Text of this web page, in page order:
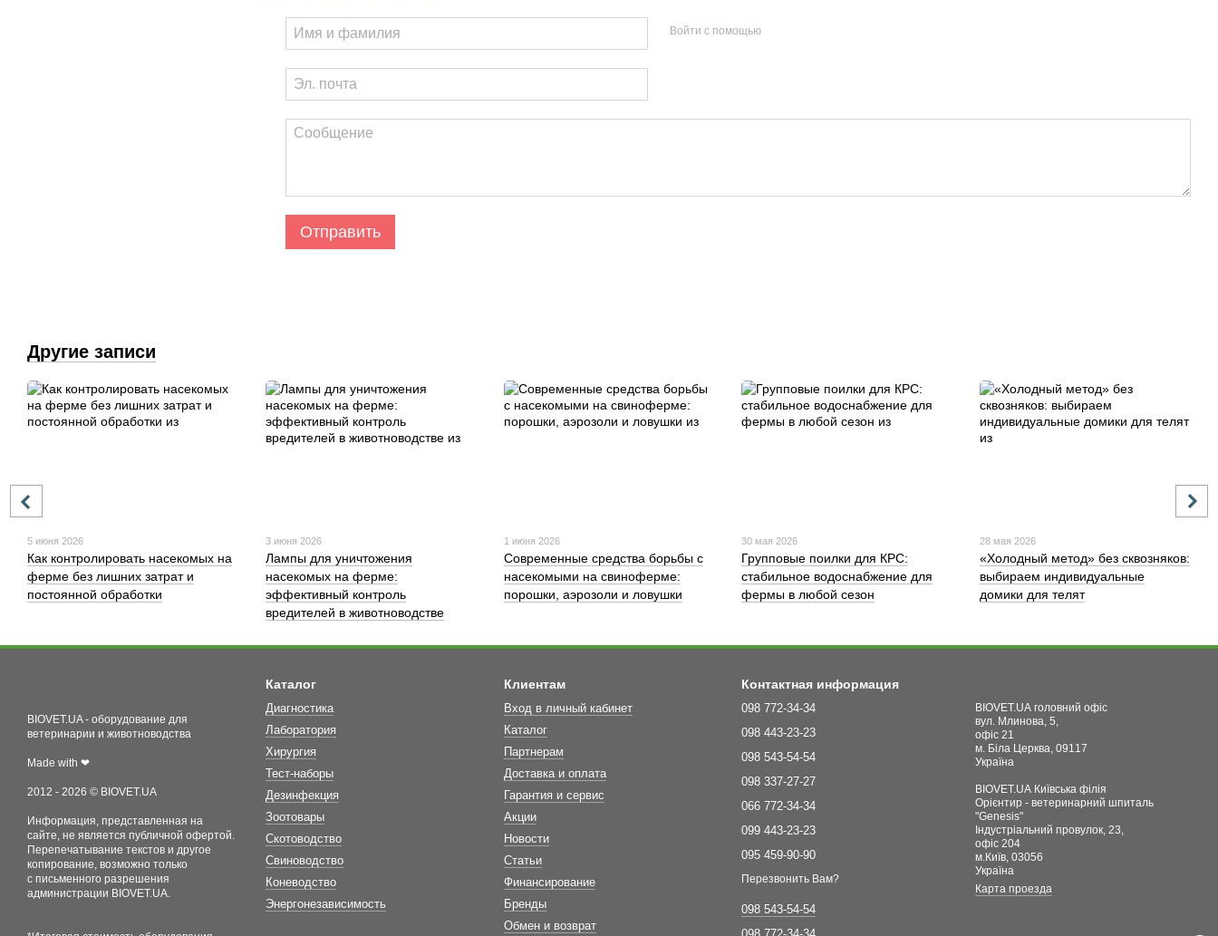
Войти с помощью
Отправить
Другие записи
5 июня 2026
Как контролировать насекомых на
ферме без лишних затрат и
постоянной обработки
3 июня 2026
Лампы для уничтожения
насекомых на ферме:
эффективный контроль
вредителей в животноводстве
1 июня 2026
Современные средства борьбы с
насекомыми на свиноферме:
порошки, аэрозоли и ловушки
30 мая 2026
Групповые поилки для КРС:
стабильное водоснабжение для
фермы в любой сезон
28 мая 2026
«Холодный метод» без сквозняков:
выбираем индивидуальные
домики для телят
BIOVET.UA - оборудование для
ветеринарии и животноводства
Made with ❤
2012 - 2026 © BIOVET.UA
Информация, представленная на
сайте, не является публичной офертой.
Перепечатывание текстов и другое
копирование, возможно только
с письменного разрешения
администрации BIOVET.UA.
Каталог
Диагностика
Лаборатория
Хирургия
Тест-наборы
Дезинфекция
Зоотовары
Скотоводство
Свиноводство
Коневодство
Энергонезависимость
Клиентам
Вход в личный кабинет
Каталог
Партнерам
Доставка и оплата
Гарантия и сервис
Акции
Новости
Статьи
Финансирование
Бренды
Обмен и возврат
Контактная информация
098 772-34-34
098 443-23-23
098 543-54-54
098 337-27-27
066 772-34-34
099 443-23-23
095 459-90-90
Перезвонить Вам?
098 543-54-54
BIOVET.UA головний офіс
вул. Млинова, 5,
офіс 21
м. Біла Церква, 09117
Україна
BIOVET.UA Київська філія
Орієнтир - ветеринарний шпиталь
"Genesis"
Індустріальний провулок, 23,
офіс 204
м.Київ, 03056
Україна
Карта проезда